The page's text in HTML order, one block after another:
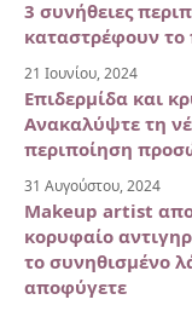
3 συνήθειες
καταστρέφουν
21 Ιουνίου, 2024
Επιδερμίδα και
Ανακαλύψτε τη
περιποίηση
31 Αυγούστου, 2024
Makeup artist
κορυφαίο
το συνηθισμένο
αποφύγετε